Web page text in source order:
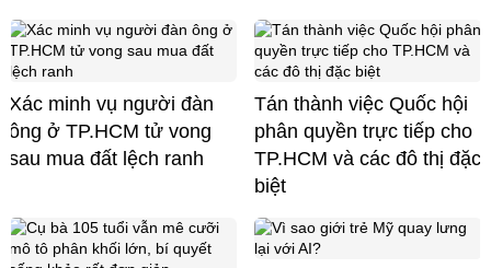
Xác minh vụ người đàn
ông ở TP.HCM tử vong
sau mua đất lệch ranh
Tán thành việc Quốc hội
phân quyền trực tiếp cho
TP.HCM và các đô thị đặc
biệt